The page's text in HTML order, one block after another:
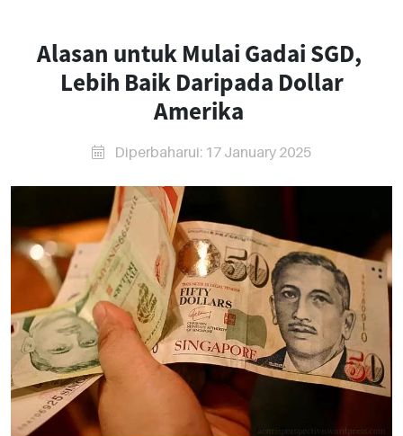
Alasan untuk Mulai Gadai SGD,
Lebih Baik Daripada Dollar
Amerika
Diperbaharui: 17 January 2025